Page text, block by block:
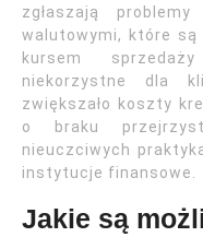
zgłaszają
walutowymi, które są
kursem
niekorzystne dla
zwiększało koszty
o braku
nieuczciwych
instytucje finansowe.
Jakie są